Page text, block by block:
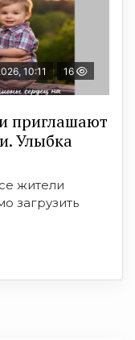
10:11 16
приглашают
Улыбка
жители
загрузить